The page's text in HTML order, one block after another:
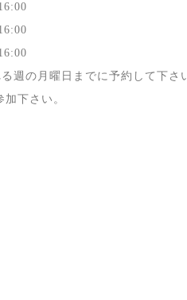
週の月曜日までに予約して下さ
下さい。